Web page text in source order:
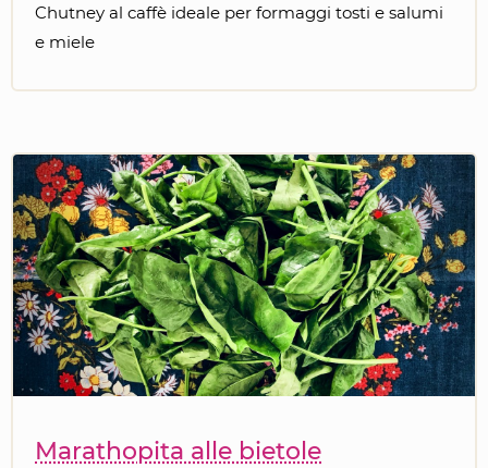
Chutney al caffè ideale per formaggi tosti e salumi
e miele
Marathopita alle bietole